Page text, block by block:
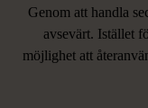
Genom att handla
avsevärt. Istället
möjlighet att